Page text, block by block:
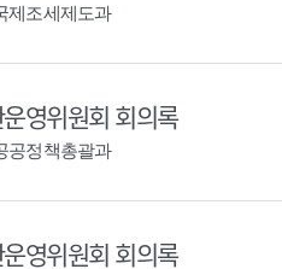
제조세제도과
영위원회 회의록
공정책총괄과
영위원회 회의록